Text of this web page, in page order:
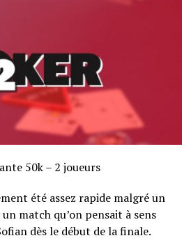
50k – 2 joueurs
été assez rapide malgré un
match qu’on pensait à sens
dès le début de la finale.